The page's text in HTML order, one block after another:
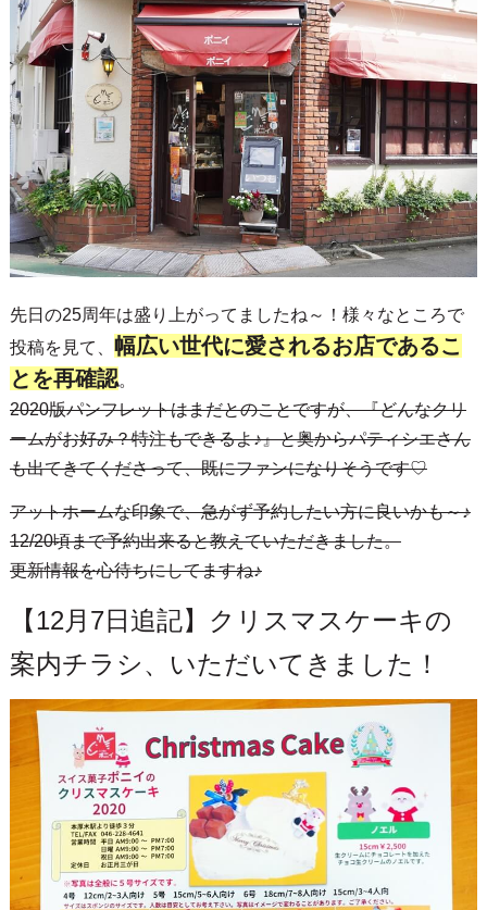
先日の25周年は盛り上がってましたね～！様々なところで
投稿を見て、 幅広い世代に愛されるお店であるこ
とを再確認。
2020版パンフレットはまだとのことですが、『どんなクリ
ームがお好み？特注もできるよ♪』と奥からパティシエさん
も出てきてくださって、既にファンになりそうです♡
アットホームな印象で、急がず予約したい方に良いかも～♪
12/20頃まで予約出来ると教えていただきました。
更新情報を心待ちにしてますね♪
【12月7日追記】クリスマスケーキの
案内チラシ、いただいてきました！